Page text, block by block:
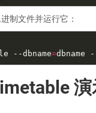
制文件并运行它：
--dbname=dbname
演